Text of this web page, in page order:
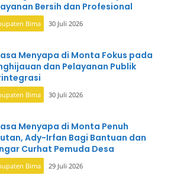
Bersih dan Profesional
Bima 30 Juli 2026
Menyapa di Monta Fokus pada
dan Pelayanan Publik
Bima 30 Juli 2026
Menyapa di Monta Penuh
Ady-Irfan Bagi Bantuan dan
Curhat Pemuda Desa
Bima 29 Juli 2026